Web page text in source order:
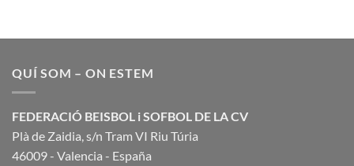
QUÍ SOM – ON ESTEM
FEDERACIÓ BEISBOL i SOFBOL DE LA CV
Plà de Zaidia, s/n Tram VI Riu Túria
46009 - Valencia - España